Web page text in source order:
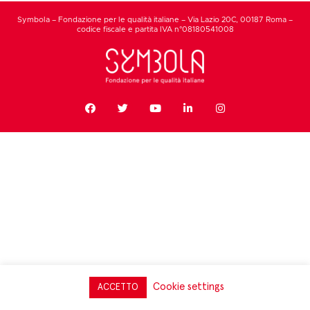
Symbola – Fondazione per le qualità italiane – Via Lazio 20C, 00187 Roma –
codice fiscale e partita IVA n°08180541008
ACCETTO Cookie settings